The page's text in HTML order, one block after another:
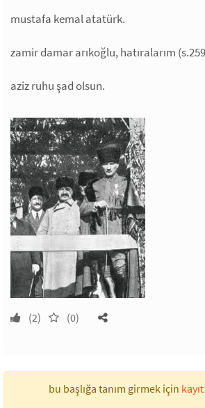
mustafa kemal atatürk.
zamir damar arıkoğlu, hatıralarım
aziz ruhu şad olsun.
(2) (0)
bu başlığa tanım girmek için kayıt